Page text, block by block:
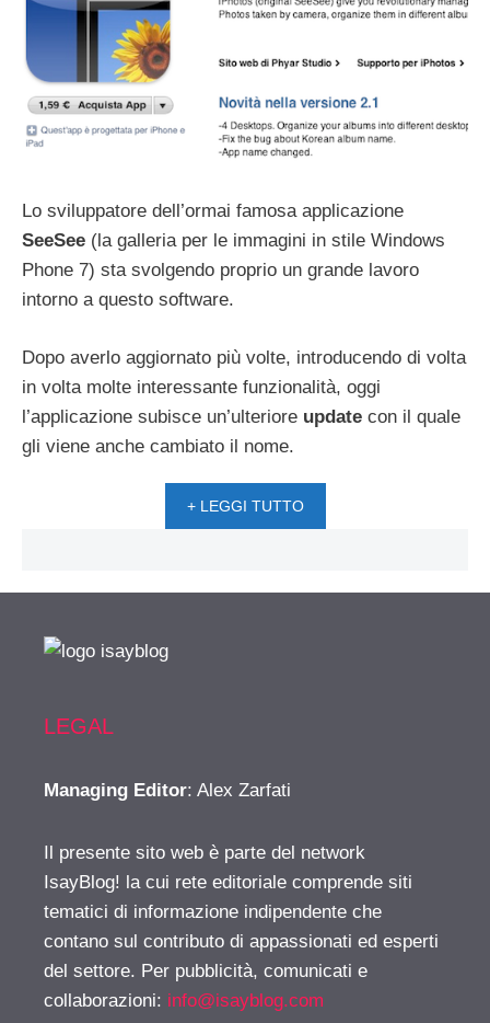
Lo sviluppatore dell’ormai famosa applicazione
SeeSee (la galleria per le immagini in stile Windows
Phone 7) sta svolgendo proprio un grande lavoro
intorno a questo software.
Dopo averlo aggiornato più volte, introducendo di volta
in volta molte interessante funzionalità, oggi
l’applicazione subisce un’ulteriore update con il quale
gli viene anche cambiato il nome.
+ LEGGI TUTTO
LEGAL
Managing Editor: Alex Zarfati
Il presente sito web è parte del network
IsayBlog! la cui rete editoriale comprende siti
tematici di informazione indipendente che
contano sul contributo di appassionati ed esperti
del settore. Per pubblicità, comunicati e
collaborazioni: info@isayblog.com